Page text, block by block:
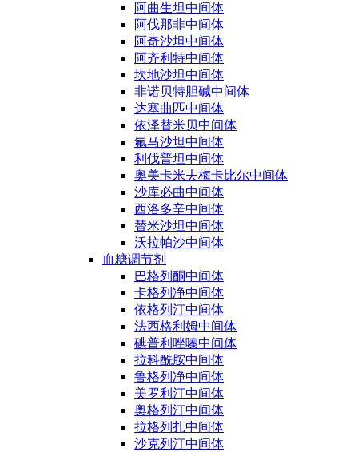
阿曲生坦中间体
阿伐那非中间体
阿奇沙坦中间体
阿齐利特中间体
坎地沙坦中间体
非诺贝特胆碱中间体
达塞曲匹中间体
依泽替米贝中间体
氟马沙坦中间体
利伐普坦中间体
奥美卡米夫梅卡比尔中间体
沙库必曲中间体
西洛多辛中间体
替米沙坦中间体
沃拉帕沙中间体
血糖调节剂
巴格列酮中间体
卡格列净中间体
依格列汀中间体
法西格利姆中间体
碘普利唑嗪中间体
拉科酰胺中间体
鲁格列净中间体
美罗利汀中间体
奥格列汀中间体
拉格列扎中间体
沙克列汀中间体